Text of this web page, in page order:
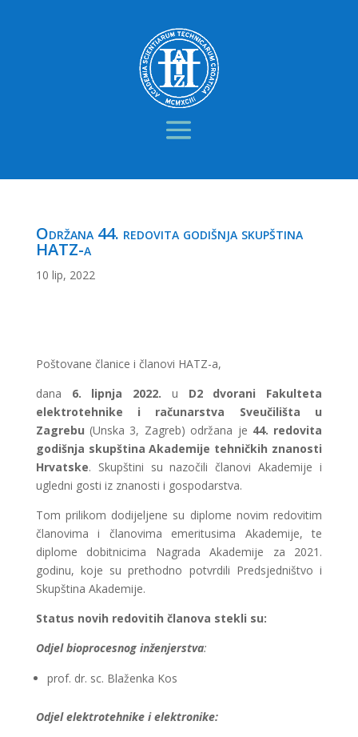
Održana 44. redovita godišnja skupština
HATZ-a
10 lip, 2022
Poštovane članice i članovi HATZ-a,
dana 6. lipnja 2022. u D2 dvorani Fakulteta
elektrotehnike i računarstva Sveučilišta u
Zagrebu (Unska 3, Zagreb) održana je 44. redovita
godišnja skupština Akademije tehničkih znanosti
Hrvatske. Skupštini su nazočili članovi Akademije i
ugledni gosti iz znanosti i gospodarstva.
Tom prilikom dodijeljene su diplome novim redovitim
članovima i članovima emeritusima Akademije, te
diplome dobitnicima Nagrada Akademije za 2021.
godinu, koje su prethodno potvrdili Predsjedništvo i
Skupština Akademije.
Status novih redovitih članova stekli su:
Odjel bioprocesnog inženjerstva:
prof. dr. sc. Blaženka Kos
Odjel elektrotehnike i elektronike: